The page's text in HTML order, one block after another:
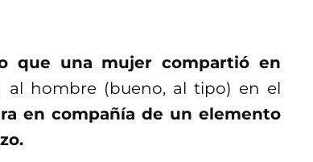
que una mujer compartió en
al hombre (bueno, al tipo) en el
en compañía de un elemento